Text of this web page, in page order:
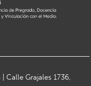
Calle Grajales 1736,